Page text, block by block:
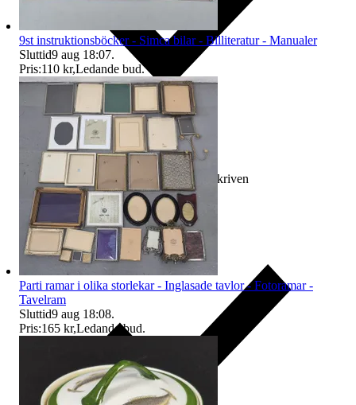
Ersättning om varan inte är som beskriven
9st instruktionsböcker - Simca bilar - Billiteratur - Manualer
Sluttid9 aug 18:07.
Pris:110 kr,Ledande bud.
Parti ramar i olika storlekar - Inglasade tavlor - Fotoramar -
Tavelram
Sluttid9 aug 18:08.
Pris:165 kr,Ledande bud.